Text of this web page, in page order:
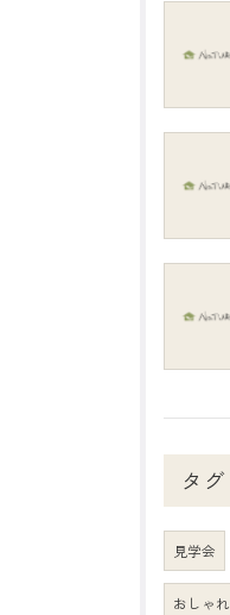
タグ
見学会
おしゃれ